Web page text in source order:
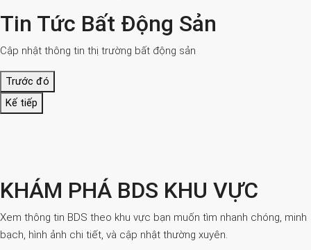
Tin Tức Bất Động Sản
Cập nhật thông tin thị trường bất động sản
Trước đó
Kế tiếp
KHÁM PHÁ BDS KHU VỰC
Xem thông tin BDS theo khu vực bạn muốn tìm nhanh chóng, minh
bạch, hình ảnh chi tiết, và cập nhật thường xuyên.